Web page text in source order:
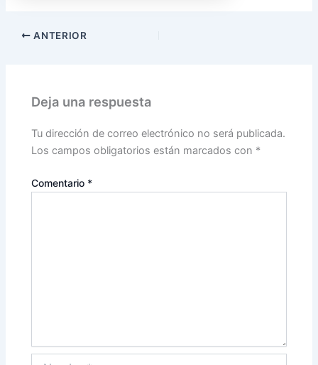
ANTERIOR
Deja una respuesta
Tu dirección de correo electrónico no será publicada.
Los campos obligatorios están marcados con *
Comentario *